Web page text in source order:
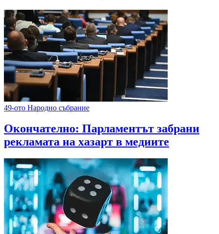
49-ото Народно събрание
Окончателно: Парламентът забрани
рекламата на хазарт в медиите